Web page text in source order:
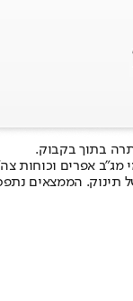
בתוך בקבוק.
ביתו של חשוד (29) תושב
מסוג 'קרלו', ומספר כדורי